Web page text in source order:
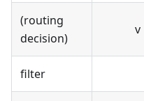
(routing
decision)
v
filter